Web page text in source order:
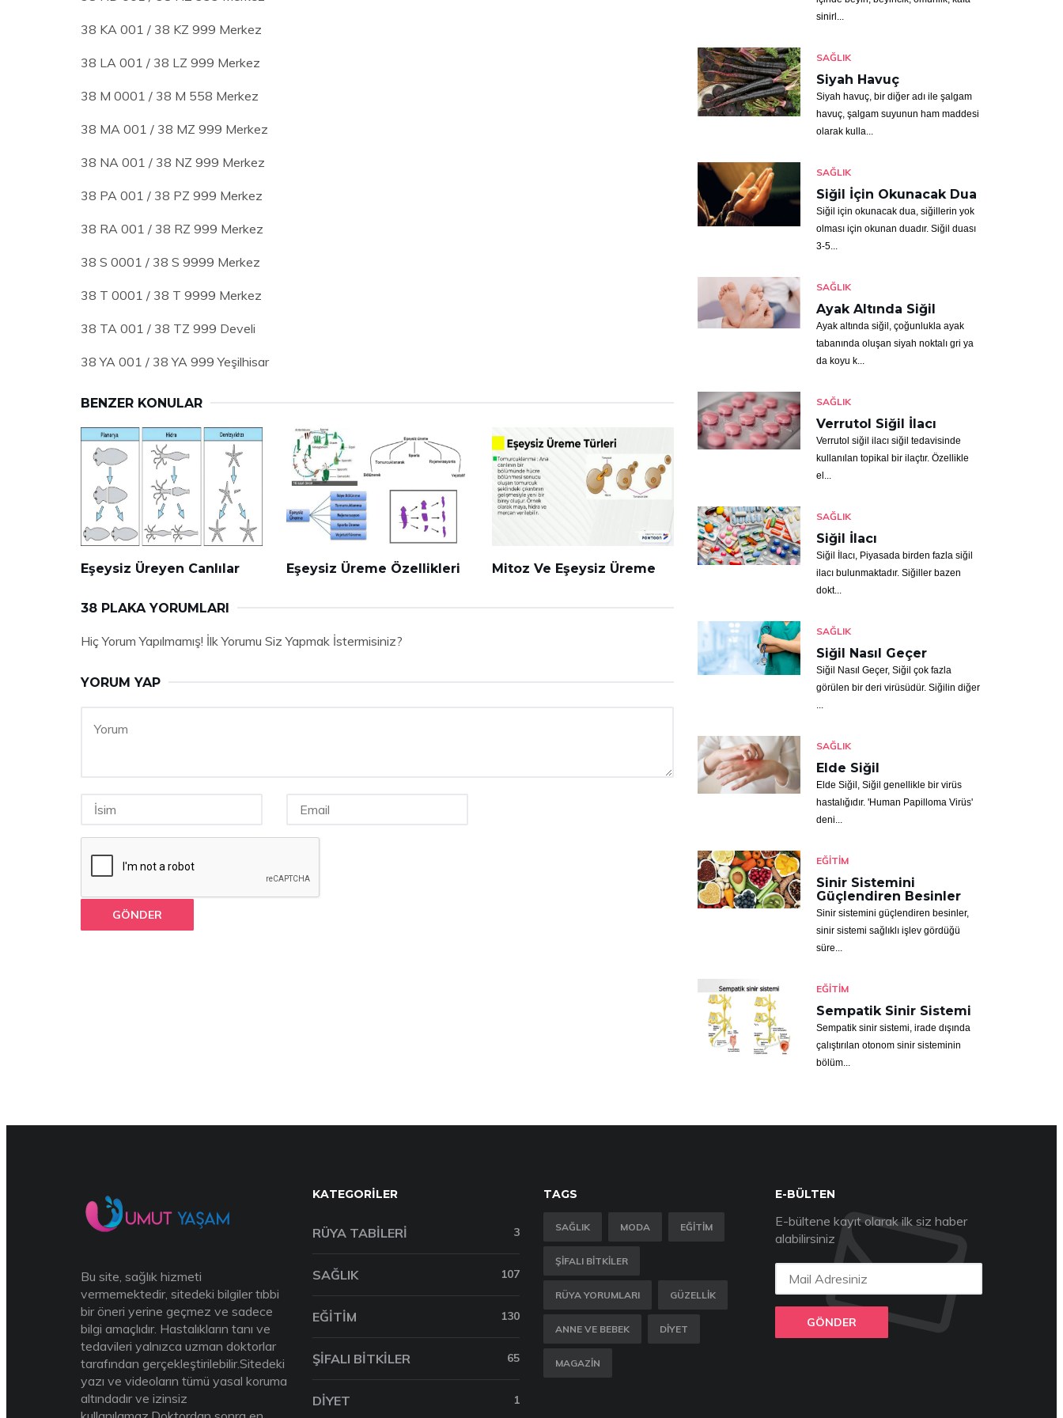
38 KA 001 / 38 KZ 999 Merkez
38 LA 001 / 38 LZ 999 Merkez
38 M 0001 / 38 M 558 Merkez
38 MA 001 / 38 MZ 999 Merkez
38 NA 001 / 38 NZ 999 Merkez
38 PA 001 / 38 PZ 999 Merkez
38 RA 001 / 38 RZ 999 Merkez
38 S 0001 / 38 S 9999 Merkez
38 T 0001 / 38 T 9999 Merkez
38 TA 001 / 38 TZ 999 Develi
38 YA 001 / 38 YA 999 Yeşilhisar
BENZER KONULAR
Eşeysiz Üreyen Canlılar Eşeysiz Üreme Özellikleri Mitoz Ve Eşeysiz Üreme
38 PLAKA YORUMLARI
Hiç Yorum Yapılmamış! İlk Yorumu Siz Yapmak İstermisiniz?
YORUM YAP
GÖNDER
sinirl...
SAĞLIK
Siyah Havuç
Siyah havuç, bir diğer adı ile şalgam
havuç, şalgam suyunun ham maddesi
olarak kulla...
SAĞLIK
Siğil İçin Okunacak Dua
Siğil için okunacak dua, siğillerin yok
olması için okunan duadır. Siğil duası
3-5...
SAĞLIK
Ayak Altında Siğil
Ayak altında siğil, çoğunlukla ayak
tabanında oluşan siyah noktalı gri ya
da koyu k...
SAĞLIK
Verrutol Siğil İlacı
Verrutol siğil ilacı siğil tedavisinde
kullanılan topikal bir ilaçtır. Özellikle
el...
SAĞLIK
Siğil İlacı
Siğil İlacı, Piyasada birden fazla siğil
ilacı bulunmaktadır. Siğiller bazen
dokt...
SAĞLIK
Siğil Nasıl Geçer
Siğil Nasıl Geçer, Siğil çok fazla
görülen bir deri virüsüdür. Siğilin diğer
...
SAĞLIK
Elde Siğil
Elde Siğil, Siğil genellikle bir virüs
hastalığıdır. 'Human Papilloma Virüs'
deni...
EĞITIM
Sinir Sistemini
Güçlendiren Besinler
Sinir sistemini güçlendiren besinler,
sinir sistemi sağlıklı işlev gördüğü
süre...
EĞITIM
Sempatik Sinir Sistemi
Sempatik sinir sistemi, irade dışında
çalıştırılan otonom sinir sisteminin
bölüm...
Bu site, sağlık hizmeti
vermemektedir, sitedeki bilgiler tıbbi
bir öneri yerine geçmez ve sadece
bilgi amaçlıdır. Hastalıkların tanı ve
tedavileri yalnızca uzman doktorlar
tarafından gerçekleştirilebilir.Sitedeki
yazı ve videoların tümü yasal koruma
altındadır ve izinsiz
KATEGORILER
RÜYA TABILERI 3
SAĞLIK 107
EĞITIM 130
ŞIFALI BITKILER 65
DIYET 1
TAGS
SAĞLIK MODA EĞITIM
ŞIFALI BITKILER
RÜYA YORUMLARI GÜZELLIK
ANNE VE BEBEK DIYET
MAGAZIN
E-BÜLTEN
E-bültene kayıt olarak ilk siz haber
alabilirsiniz
GÖNDER